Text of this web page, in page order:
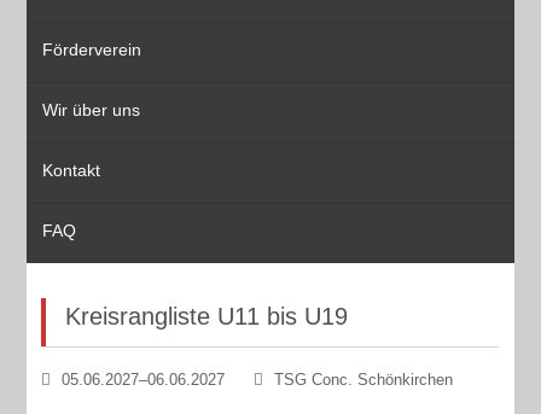
Förderverein
Wir über uns
Kontakt
FAQ
Kreisrangliste U11 bis U19
05.06.2027–06.06.2027 TSG Conc. Schönkirchen